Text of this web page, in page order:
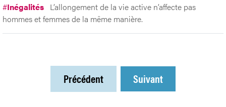
#Inégalités L’allongement de la vie active n’affecte pas
hommes et femmes de la même manière.
Précédent Suivant